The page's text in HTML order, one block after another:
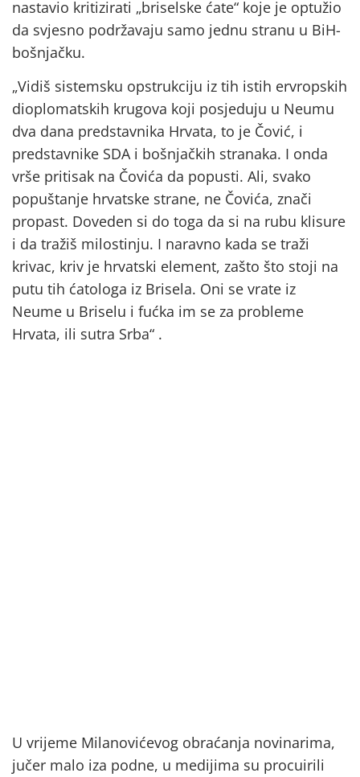
nastavio kritizirati „briselske ćate“ koje je optužio
da svjesno podržavaju samo jednu stranu u BiH-
bošnjačku.
„Vidiš sistemsku opstrukciju iz tih istih ervropskih
dioplomatskih krugova koji posjeduju u Neumu
dva dana predstavnika Hrvata, to je Čović, i
predstavnike SDA i bošnjačkih stranaka. I onda
vrše pritisak na Čovića da popusti. Ali, svako
popuštanje hrvatske strane, ne Čovića, znači
propast. Doveden si do toga da si na rubu klisure
i da tražiš milostinju. I naravno kada se traži
krivac, kriv je hrvatski element, zašto što stoji na
putu tih ćatologa iz Brisela. Oni se vrate iz
Neume u Briselu i fućka im se za probleme
Hrvata, ili sutra Srba“ .
U vrijeme Milanovićevog obraćanja novinarima,
jučer malo iza podne, u medijima su procuirili